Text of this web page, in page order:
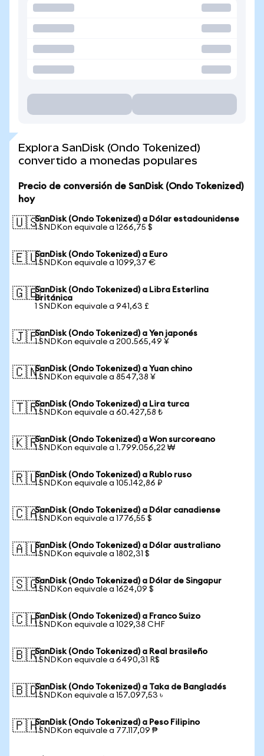
Explora SanDisk (Ondo Tokenized)
convertido a monedas populares
Precio de conversión de SanDisk (Ondo Tokenized)
hoy
🇺🇸SanDisk (Ondo Tokenized) a Dólar estadounidense
1 SNDKon equivale a 1266,75 $
🇪🇺SanDisk (Ondo Tokenized) a Euro
1 SNDKon equivale a 1099,37 €
🇬🇧SanDisk (Ondo Tokenized) a Libra Esterlina
Británica
1 SNDKon equivale a 941,63 £
🇯🇵SanDisk (Ondo Tokenized) a Yen japonés
1 SNDKon equivale a 200.565,49 ¥
🇨🇳SanDisk (Ondo Tokenized) a Yuan chino
1 SNDKon equivale a 8547,38 ¥
🇹🇷SanDisk (Ondo Tokenized) a Lira turca
1 SNDKon equivale a 60.427,58 ₺
🇰🇷SanDisk (Ondo Tokenized) a Won surcoreano
1 SNDKon equivale a 1.799.056,22 ₩
🇷🇺SanDisk (Ondo Tokenized) a Rublo ruso
1 SNDKon equivale a 105.142,86 ₽
🇨🇦SanDisk (Ondo Tokenized) a Dólar canadiense
1 SNDKon equivale a 1776,55 $
🇦🇺SanDisk (Ondo Tokenized) a Dólar australiano
1 SNDKon equivale a 1802,31 $
🇸🇬SanDisk (Ondo Tokenized) a Dólar de Singapur
1 SNDKon equivale a 1624,09 $
🇨🇭SanDisk (Ondo Tokenized) a Franco Suizo
1 SNDKon equivale a 1029,38 CHF
🇧🇷SanDisk (Ondo Tokenized) a Real brasileño
1 SNDKon equivale a 6490,31 R$
🇧🇩SanDisk (Ondo Tokenized) a Taka de Bangladés
1 SNDKon equivale a 157.097,53 ৳
🇵🇭SanDisk (Ondo Tokenized) a Peso Filipino
1 SNDKon equivale a 77.117,09 ₱